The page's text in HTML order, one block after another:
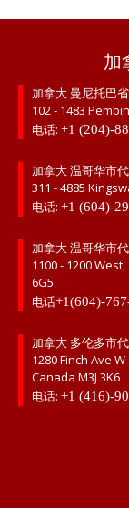
加
加拿大 曼尼托巴
102 - 1483
电话: +1 (204)-
加拿大 温哥华市
311 - 4885
电话: +1 (604)-
加拿大 温哥华市
1100 - 1200
6G5
电话+1(604)-
加拿大 多伦多市
1280 Finch Ave
Canada M3J 3K6
电话: +1 (416)-